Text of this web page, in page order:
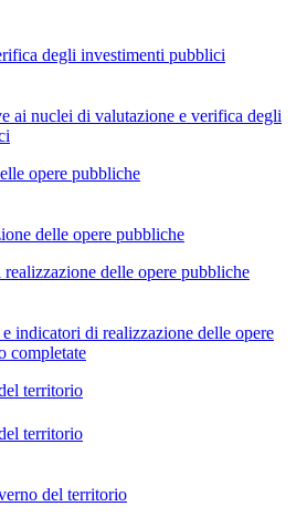
degli investimenti pubblici
ai nuclei di valutazione e verifica degli
opere pubbliche
delle opere pubbliche
delle opere pubbliche
indicatori di realizzazione delle opere
completate
territorio
territorio
del territorio